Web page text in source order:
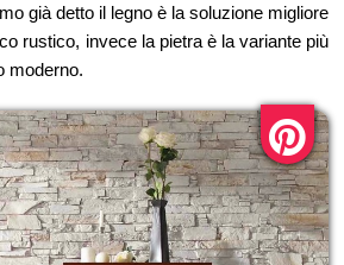
già detto il legno è la soluzione migliore
rustico, invece la pietra è la variante più
moderno.